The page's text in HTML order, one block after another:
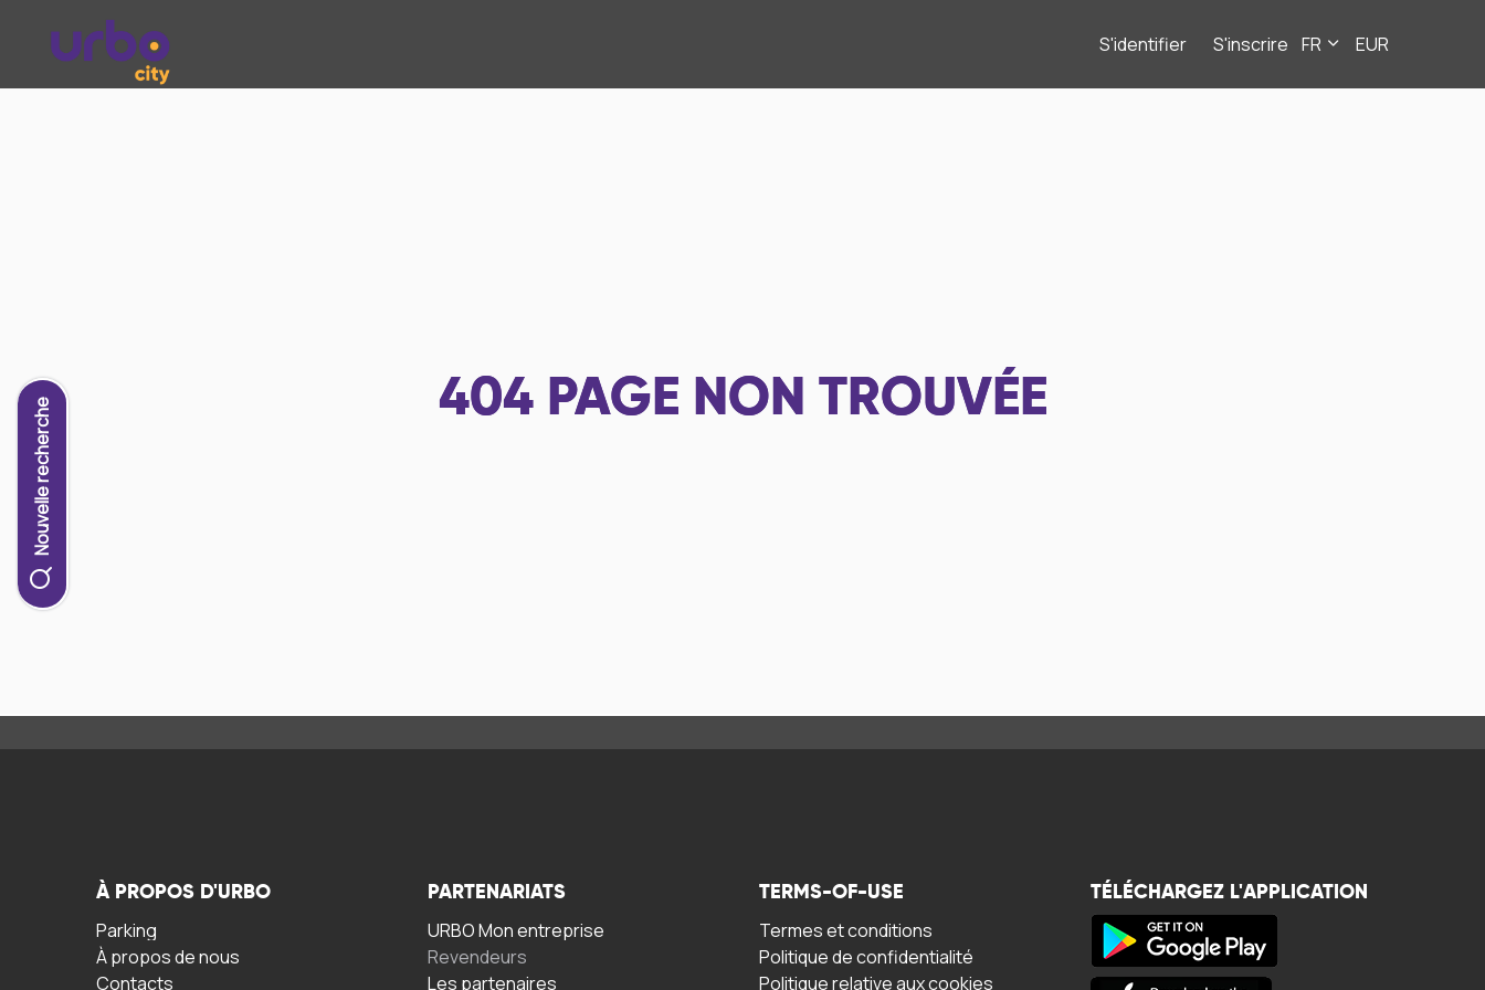
S'identifier S'inscrire FR EUR
Nouvelle recherche 404 PAGE NON TROUVÉE
À PROPOS D'URBO
Parking
À propos de nous
Contacts
PARTENARIATS
URBO Mon entreprise
Revendeurs
Les partenaires
TERMS-OF-USE
Termes et conditions
Politique de confidentialité
Politique relative aux cookies
TÉLÉCHARGEZ L'APPLICATION